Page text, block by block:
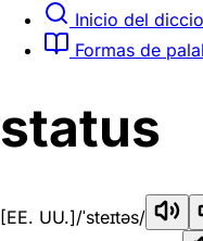
Inicio del
Formas de
status
[EE. UU.]/ˈsteɪtəs/